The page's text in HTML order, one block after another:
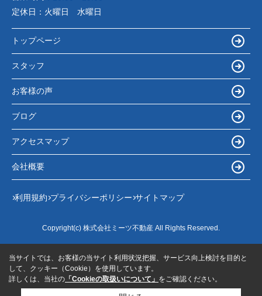
定休日： 火曜日 水曜日
トップページ
スタッフ
お客様の声
ブログ
アクセスマップ
会社概要
利用規約 プライバシーポリシー サイトマップ
Copyright(c) 株式会社ミーツ不動産 All Rights Reserved.
当サイトでは、お客様の当サイト利用状況把握、サービス向上検討を目的と
して、クッキー（Cookie）を使用しています。
詳しくは、当社の 「Cookieの取扱いについて」 をご確認ください。